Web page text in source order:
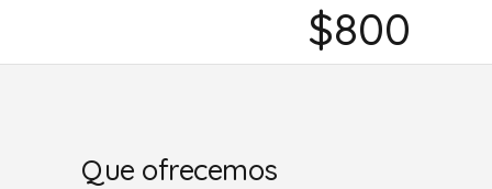
$800
Que ofrecemos